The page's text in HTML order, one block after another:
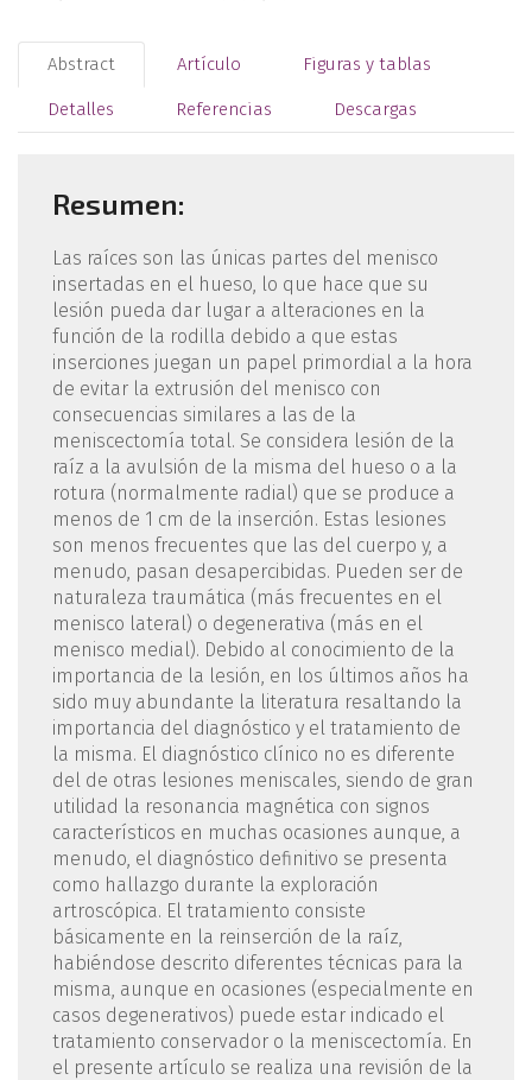
Abstract Artículo Figuras y tablas
Detalles Referencias Descargas
Resumen:
Las raíces son las únicas partes del menisco
insertadas en el hueso, lo que hace que su
lesión pueda dar lugar a alteraciones en la
función de la rodilla debido a que estas
inserciones juegan un papel primordial a la hora
de evitar la extrusión del menisco con
consecuencias similares a las de la
meniscectomía total. Se considera lesión de la
raíz a la avulsión de la misma del hueso o a la
rotura (normalmente radial) que se produce a
menos de 1 cm de la inserción. Estas lesiones
son menos frecuentes que las del cuerpo y, a
menudo, pasan desapercibidas. Pueden ser de
naturaleza traumática (más frecuentes en el
menisco lateral) o degenerativa (más en el
menisco medial). Debido al conocimiento de la
importancia de la lesión, en los últimos años ha
sido muy abundante la literatura resaltando la
importancia del diagnóstico y el tratamiento de
la misma. El diagnóstico clínico no es diferente
del de otras lesiones meniscales, siendo de gran
utilidad la resonancia magnética con signos
característicos en muchas ocasiones aunque, a
menudo, el diagnóstico definitivo se presenta
como hallazgo durante la exploración
artroscópica. El tratamiento consiste
básicamente en la reinserción de la raíz,
habiéndose descrito diferentes técnicas para la
misma, aunque en ocasiones (especialmente en
casos degenerativos) puede estar indicado el
tratamiento conservador o la meniscectomía. En
el presente artículo se realiza una revisión de la